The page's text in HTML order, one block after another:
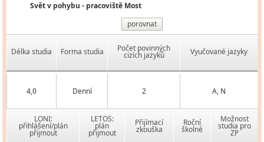
Svět v pohybu - pracoviště Most
porovnat
Délka studia Forma studia Počet povinných
cizích jazyků Vyučované jazyky
4,0 Denní 2 A, N
LONI:
přihlášení/plán
přijmout
LETOS:
plán
přijmout
Přijímací
zkouška
Roční
školné
Možnost
studia pro
ZP